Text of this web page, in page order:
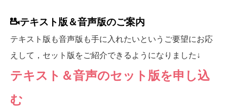
テキスト版＆音声版のご案内
テキスト版も音声版も手に入れたいというご要望にお応
えして，セット版をご紹介できるようになりました ↓
テキスト＆音声のセット版を申し込
む